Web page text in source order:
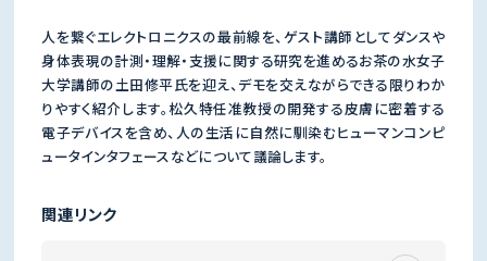
人を繋ぐエレクトロニクスの最前線を、ゲスト講師としてダンスや
身体表現の計測・理解・支援に関する研究を進めるお茶の水女子
大学講師の土田修平氏を迎え、デモを交えながらできる限りわか
りやすく紹介します。松久特任准教授の開発する皮膚に密着する
電子デバイスを含め、人の生活に自然に馴染むヒューマンコンピ
ュータインタフェースなどについて議論します。
関連リンク